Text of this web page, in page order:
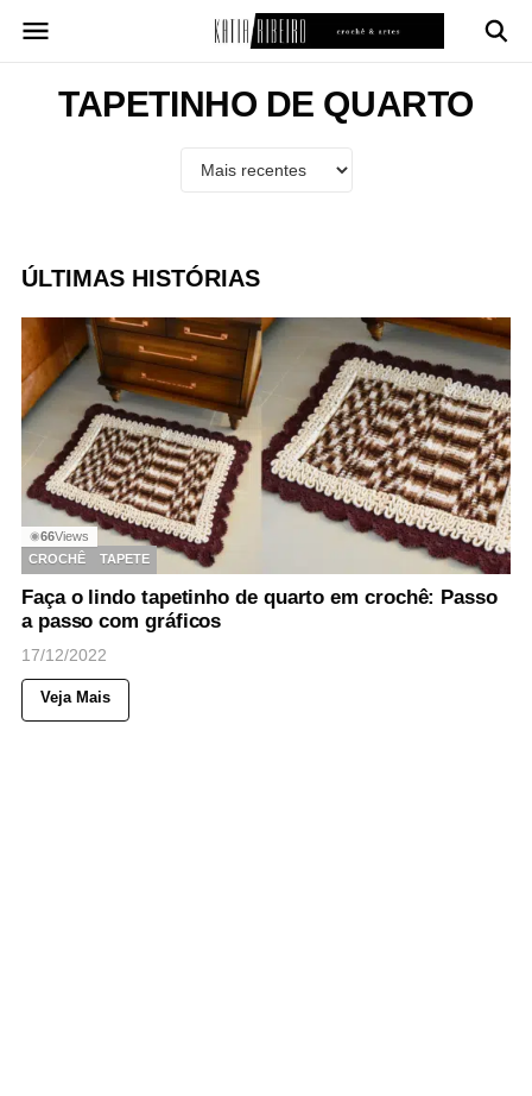
para
conteúdoTAPETINHO DE QUARTO
ÚLTIMAS HISTÓRIAS
◉66Views
CROCHÊ
TAPETE
Faça o lindo tapetinho de quarto em crochê: Passo
a passo com gráficos
17/12/2022
Veja Mais